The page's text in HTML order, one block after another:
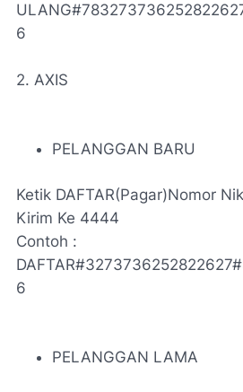
6
2. AXIS
PELANGGAN BARU
Ketik DAFTAR(Pagar)Nomor
Kirim Ke 4444
Contoh :
6
PELANGGAN LAMA